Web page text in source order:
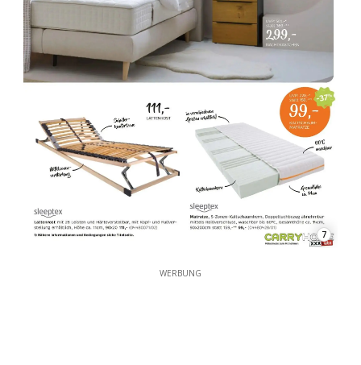
7
WERBUNG